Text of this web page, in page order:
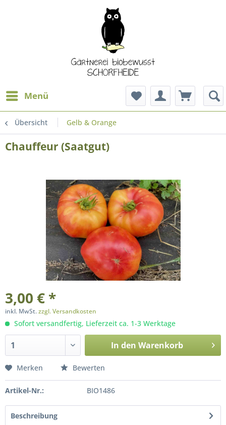
Menü
Übersicht Gelb & Orange
Chauffeur (Saatgut)
3,00 € *
inkl. MwSt.zzgl. Versandkosten
Sofort versandfertig, Lieferzeit ca. 1-3 Werktage
In den Warenkorb
Merken Bewerten
Artikel-Nr.: BIO1486
Beschreibung